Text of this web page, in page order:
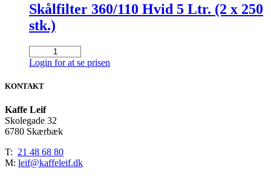
Skålfilter 360/110 Hvid 5 Ltr. (2 x 250
stk.)
Skålfilter
360/110
5
(2
x
250
stk.)
antal
Login for at se prisen
KONTAKT
Kaffe Leif
Skolegade 32
6780 Skærbæk
T: 21 48 68 80
M: leif@kaffeleif.dk